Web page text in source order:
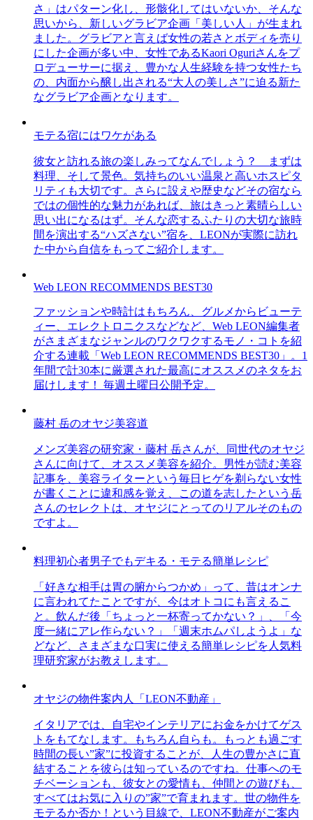
さ」はパターン化し、形骸化してはいないか、そんな
思いから、新しいグラビア企画「美しい人」が生まれ
ました。グラビアと言えば女性の若さとボディを売り
にした企画が多い中、女性であるKaori Oguriさんをプ
ロデューサーに据え、豊かな人生経験を持つ女性たち
の、内面から醸し出される“大人の美しさ”に迫る新た
なグラビア企画となります。
モテる宿にはワケがある
彼女と訪れる旅の楽しみってなんでしょう？ まずは
料理、そして景色。気持ちのいい温泉と高いホスピタ
リティも大切です。さらに設えや歴史などその宿なら
ではの個性的な魅力があれば、旅はきっと素晴らしい
思い出になるはず。そんな恋するふたりの大切な旅時
間を演出する“ハズさない”宿を、LEONが実際に訪れ
た中から自信をもってご紹介します。
Web LEON RECOMMENDS BEST30
ファッションや時計はもちろん、グルメからビューテ
ィー、エレクトロニクスなどなど、Web LEON編集者
がさまざまなジャンルのワクワクするモノ・コトを紹
介する連載「Web LEON RECOMMENDS BEST30」。1
年間で計30本に厳選された最高にオススメのネタをお
届けします！ 毎週土曜日公開予定。
藤村 岳のオヤジ美容道
メンズ美容の研究家・藤村 岳さんが、同世代のオヤジ
さんに向けて、オススメ美容を紹介。男性が読む美容
記事を、美容ライターという毎日ヒゲを剃らない女性
が書くことに違和感を覚え、この道を志したという岳
さんのセレクトは、オヤジにとってのリアルそのもの
ですよ。
料理初心者男子でもデキる・モテる簡単レシピ
「好きな相手は胃の腑からつかめ」って、昔はオンナ
に言われてたことですが、今はオトコにも言えるこ
と。飲んだ後「ちょっと一杯寄ってかない？」、「今
度一緒にアレ作らない？」「週末ホムパしようよ」な
どなど、さまざまな口実に使える簡単レシピを人気料
理研究家がお教えします。
オヤジの物件案内人「LEON不動産」
イタリアでは、自宅やインテリアにお金をかけてゲス
トをもてなします。もちろん自らも。もっとも過ごす
時間の長い”家”に投資することが、人生の豊かさに直
結することを彼らは知っているのですね。仕事へのモ
チベーションも、彼女との愛情も、仲間との遊びも、
すべてはお気に入りの”家”で育まれます。世の物件を
モテるか否か！という目線で、LEON不動産がご案内